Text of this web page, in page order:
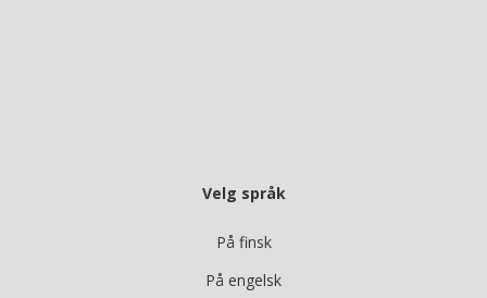
Velg språk
På finsk
På engelsk